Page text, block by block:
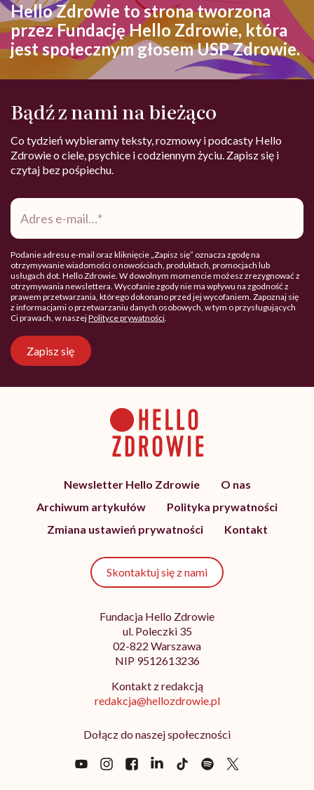
Hello Zdrowie to strona tworzona
przez Fundację Hello Zdrowie, która
jest społecznym głosem USP Zdrowie.
Bądź z nami na bieżąco
Co tydzień wybieramy teksty, rozmowy i podcasty Hello
Zdrowie o ciele, psychice i codziennym życiu. Zapisz się i
czytaj bez pośpiechu.
Adres
mail*
Podanie adresu e-mail oraz kliknięcie „Zapisz się” oznacza zgodę na
otrzymywanie wiadomości o nowościach, produktach, promocjach lub
usługach dot. Hello Zdrowie. W dowolnym momencie możesz zrezygnować z
otrzymywania newslettera. Wycofanie zgody nie ma wpływu na zgodność z
prawem przetwarzania, którego dokonano przed jej wycofaniem. Zapoznaj się
z informacjami o przetwarzaniu danych osobowych, w tym o przysługujących
Ci prawach, w naszejPolityce prywatności.
Zapisz się
Newsletter Hello Zdrowie
O nas
Archiwum artykułów
Polityka prywatności
Zmiana ustawień prywatności
Kontakt
Skontaktuj się z nami
Fundacja Hello Zdrowie
ul. Poleczki 35
02-822 Warszawa
NIP 9512613236
Kontakt z redakcją
redakcja@hellozdrowie.pl
Dołącz do naszej społeczności